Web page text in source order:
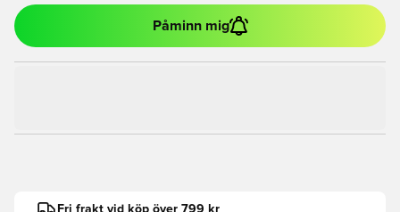
Påminn mig
Fri frakt vid köp över 799 kr